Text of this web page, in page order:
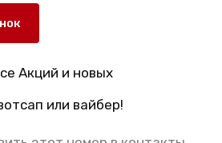
Акций и новых
или вайбер!